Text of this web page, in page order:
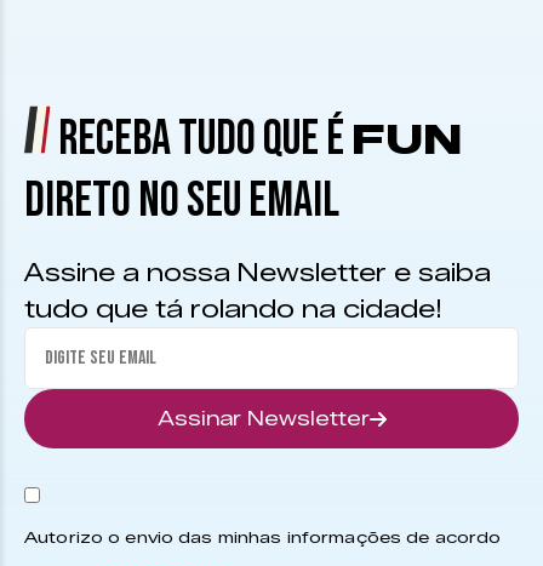
RECEBA TUDO QUE É FUN
DIRETO NO SEU EMAIL
Assine a nossa Newsletter e saiba
tudo que tá rolando na cidade!
Assinar Newsletter
Autorizo o envio das minhas informações de acordo